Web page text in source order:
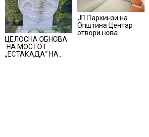
ЦЕЛОСНА ОБНОВА
НА МОСТОТ
„ЕСТАКАДА“ НА
ЈП Паркинзи на
Општина Центар
отвори нова